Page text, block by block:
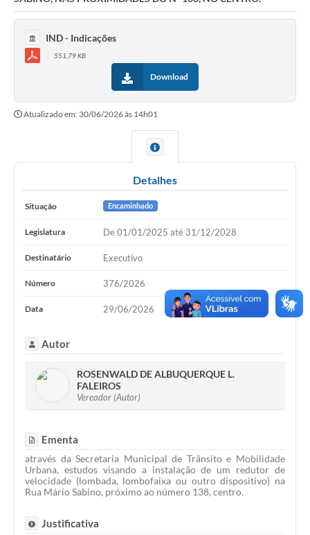
IND - Indicações
551,79 KB
Download
Atualizado em: 30/06/2026 às 14h01
Detalhes
Situação Encaminhado
Legislatura De 01/01/2025 até 31/12/2028
Destinatário Executivo
Número 376/2026
Data 29/06/2026
Autor
ROSENWALD DE ALBUQUERQUE L.
FALEIROS
Vereador (Autor)
Ementa
através da Secretaria Municipal de Trânsito e Mobilidade
Urbana, estudos visando a instalação de um redutor de
velocidade (lombada, lombofaixa ou outro dispositivo) na
Rua Mário Sabino, próximo ao número 138, centro.
Justificativa